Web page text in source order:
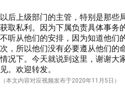
以后上级部门的主管，特别是那些
获取私利。因为下属负责具体事务
不听从他们的安排，因为知道他们
次，所以他们没有必要遵从他们的
情况下。今天就说到这里，谢谢大
见。欢迎转发。
（本文内容对应视频发布于2020年11月5日）